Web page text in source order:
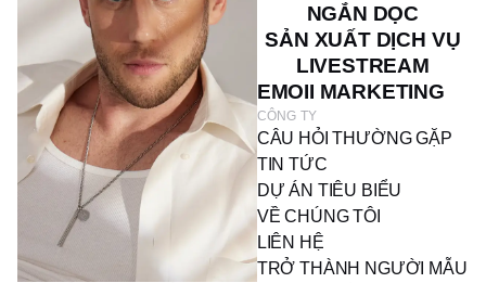
NGẮN DỌC
SẢN XUẤT DỊCH VỤ
LIVESTREAM
EMOII MARKETING
CÔNG TY
CÂU HỎI THƯỜNG GẶP
TIN TỨC
DỰ ÁN TIÊU BIỂU
VỀ CHÚNG TÔI
LIÊN HỆ
TRỞ THÀNH NGƯỜI MẪU